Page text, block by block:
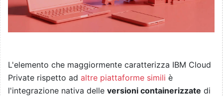
L'elemento che maggiormente caratterizza IBM Cloud
Private rispetto ad altre piattaforme simili è
l'integrazione nativa delle versioni containerizzate di